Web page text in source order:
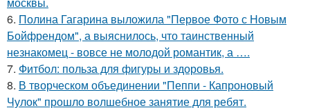
6. Полина Гагарина выложила "Первое Фото с Новым
Бойфрендом", а выяснилось, что таинственный
незнакомец - вовсе не молодой романтик, а ….
7. Фитбол: польза для фигуры и здоровья.
8. В творческом объединении "Пеппи - Капроновый
Чулок" прошло волшебное занятие для ребят.